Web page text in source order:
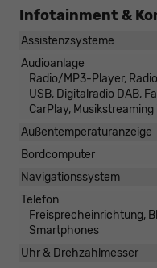
Infotainment &
Assistenzsysteme
Audioanlage
Radio/MP3-Player,
USB, Digitalradio DAB,
CarPlay,
Außentemperaturanzeige
Bordcomputer
Navigationssystem
Telefon
Freisprecheinrichtung,
Smartphones
Uhr & Drehzahlmesser